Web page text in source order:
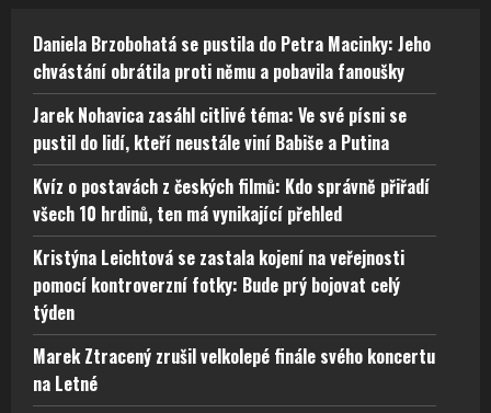
Daniela Brzobohatá se pustila do Petra Macinky: Jeho
chvástání obrátila proti němu a pobavila fanoušky
Jarek Nohavica zasáhl citlivé téma: Ve své písni se
pustil do lidí, kteří neustále viní Babiše a Putina
Kvíz o postavách z českých filmů: Kdo správně přiřadí
všech 10 hrdinů, ten má vynikající přehled
Kristýna Leichtová se zastala kojení na veřejnosti
pomocí kontroverzní fotky: Bude prý bojovat celý
týden
Marek Ztracený zrušil velkolepé finále svého koncertu
na Letné